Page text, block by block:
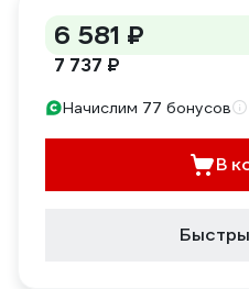
6 581 ₽
7 737 ₽
Начислим 77 бонусов
В